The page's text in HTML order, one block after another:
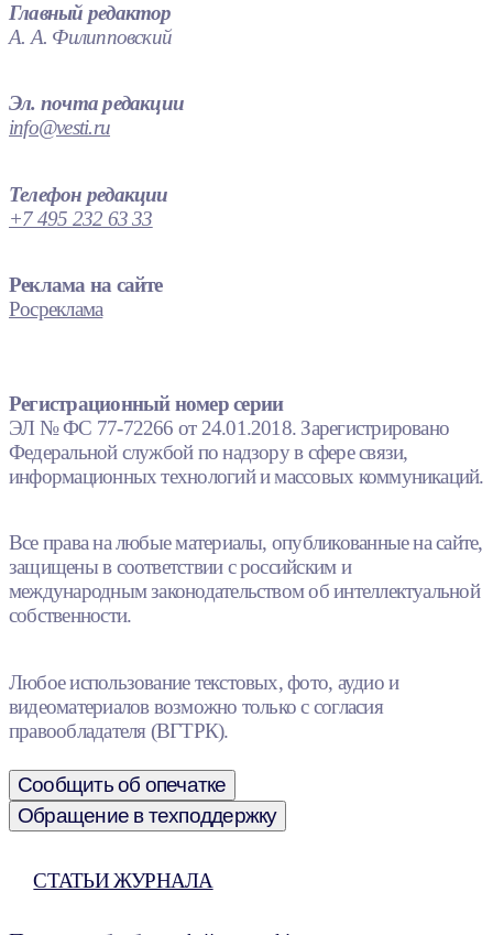
Главный редактор
А. А. Филипповский
Эл. почта редакции
info@vesti.ru
Телефон редакции
+7 495 232 63 33
Реклама на сайте
Росреклама
Регистрационный номер серии
ЭЛ № ФС 77-72266 от 24.01.2018. Зарегистрировано
Федеральной службой по надзору в сфере связи,
информационных технологий и массовых коммуникаций.
Все права на любые материалы, опубликованные на сайте,
защищены в соответствии с российским и
международным законодательством об интеллектуальной
собственности.
Любое использование текстовых, фото, аудио и
видеоматериалов возможно только с согласия
правообладателя (ВГТРК).
Сообщить об опечатке
Обращение в техподдержку
СТАТЬИ ЖУРНАЛА